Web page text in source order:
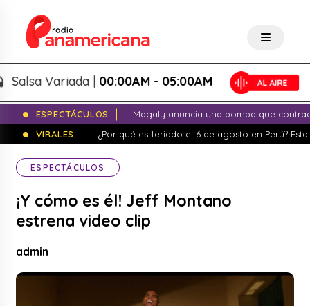
Variada |00:00AM - 05:00AM
ESPECTÁCULOS
Magaly anuncia una bomba que
VIRALES
¿Por qué es feriado el 6 de agosto en Perú?
ESPECTÁCULOS
¡Y cómo es él! Jeff Montano
estrena video clip
admin